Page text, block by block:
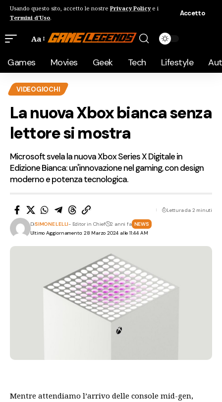
Usando questo sito, accetto le nostre Privacy Policye i
Termini d'Uso.
Accetto
Aa
Games Movies Geek Tech Lifestyle
VIDEOGIOCHI
La nuova Xbox bianca senza
lettore si mostra
Microsoft svela la nuova Xbox Series X Digitale in
Edizione Bianca: un'innovazione nel gaming, con design
moderno e potenza tecnologica.
Ultimo Aggiornamento: 28 Marzo 2024 alle 11:44 AM
DiSIMONE LELLI- Editor in Chief 2 anni fa NEWS
Lettura da 2 minuti
Mentre attendiamo l’arrivo delle console mid-gen,